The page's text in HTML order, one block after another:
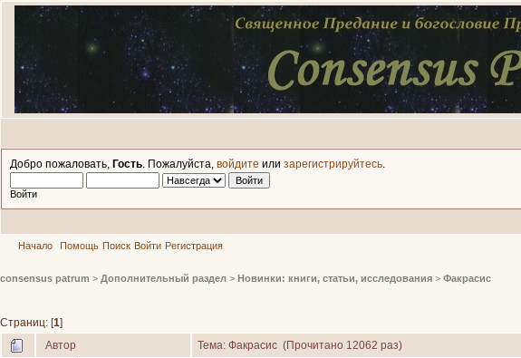
Добро пожаловать, Гость . Пожалуйста, войдите или зарегистрируйтесь
Войти
Начало Помощь Поиск Войти Регистрация
consensus patrum > Дополнительный раздел > Новинки: книги, статьи, исследования > Факрасис
Страниц: [1]
Автор Тема: Факрасис (Прочитано 12062 раз)